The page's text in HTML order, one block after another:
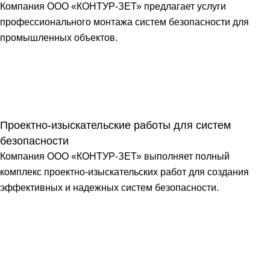
Компания ООО «КОНТУР-ЗЕТ» предлагает услуги
профессионального монтажа систем безопасности для
промышленных объектов.
Проектно-изыскательские работы для систем
безопасности
Компания ООО «КОНТУР-ЗЕТ» выполняет полный
комплекс проектно-изыскательских работ для создания
эффективных и надежных систем безопасности.